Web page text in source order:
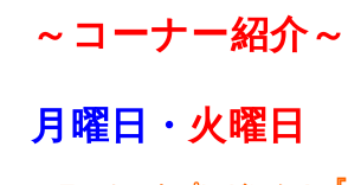
～コーナー紹介～
月曜日・ 火曜日